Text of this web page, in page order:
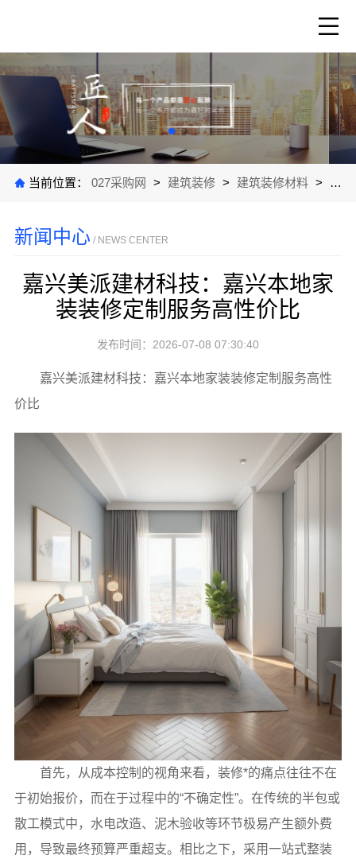
当前位置： 027采购网 > 建筑装修 > 建筑装修材料 > 公
新闻中心 / NEWS CENTER
嘉兴美派建材科技：嘉兴本地家
装装修定制服务高性价比
发布时间：2026-07-08 07:30:40
嘉兴美派建材科技：嘉兴本地家装装修定制服务高性
价比
首先，从成本控制的视角来看，装修*的痛点往往不在
于初始报价，而在于过程中的“不确定性”。在传统的半包或
散工模式中，水电改造、泥木验收等环节极易产生额外费
用，导致最终预算严重超支。相比之下，采用一站式整装